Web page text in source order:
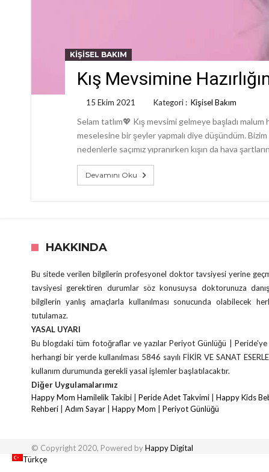
KIŞISEL BAKIM
Kış Mevsimine
15 Ekim 2021 Kategori : Kişisel Bakım
Selam tatlım💖 Kış mevsimi gelmeye başladı
meselesine bir şeyler yapmalı diye düşündüm. Bizim
nedenlerle saçımız yıpranırken kışın da hava
Devamını Oku
HAKKINDA
Bu sitede verilen bilgilerin profesyonel doktor tavsiyesi yerine
tavsiyesi gerektiren durumlar söz konusuysa doktorunuza
bilgilerin yanlış amaçlarla kullanılması sonucunda olabilecek
tutulamaz.
YASAL UYARI
Bu blogdaki tüm fotoğraflar ve yazılar Periyot Günlüğü |
herhangi bir yerde kullanılması 5846 sayılı FİKİR VE SANAT
kullanım durumunda gerekli yasal işlemler başlatılacaktır.
Diğer Uygulamalarımız
Happy Mom Hamilelik Takibi
Peride Adet Takvimi Happy Kids
Rehberi
Adım Sayar Happy Mom Periyot Günlüğü
© Copyright 2020, Powered byHappy Digital
Türkçe